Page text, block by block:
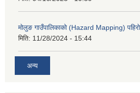
मोलुङ गाउँपालिकाको (Hazard Mapping)
मिति: 11/28/2024 - 15:44
अन्य